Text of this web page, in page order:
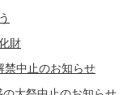
財
中止のお知らせ